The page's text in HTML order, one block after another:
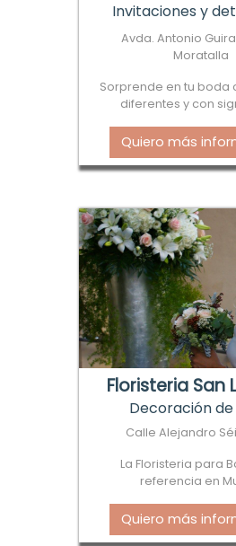
Invitaciones y
Avda. Antonio
Moratalla
Sorprende en tu boda
diferentes y con
Quiero más
Floristeria San
Decoración
Calle Alejandro
La Floristeria para
referencia en
Quiero más